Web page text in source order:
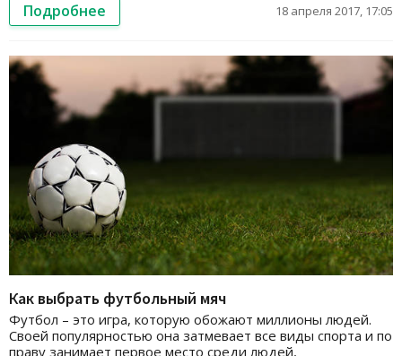
Подробнее 18 апреля 2017, 17:05
Как выбрать футбольный мяч
Футбол – это игра, которую обожают миллионы людей.
Своей популярностью она затмевает все виды спорта и по
праву занимает первое место среди людей,